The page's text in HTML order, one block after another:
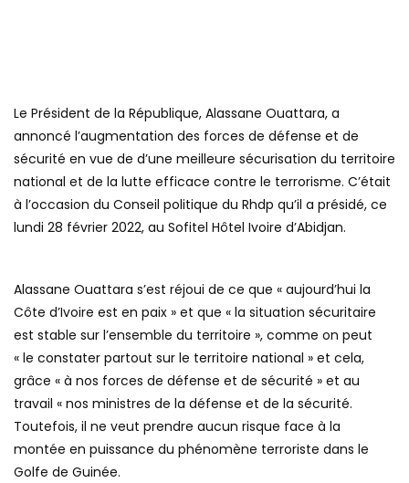
Le Président de la République, Alassane Ouattara, a
annoncé l’augmentation des forces de défense et de
sécurité en vue de d’une meilleure sécurisation du territoire
national et de la lutte efficace contre le terrorisme. C’était
à l’occasion du Conseil politique du Rhdp qu’il a présidé, ce
lundi 28 février 2022, au Sofitel Hôtel Ivoire d’Abidjan.
Alassane Ouattara s’est réjoui de ce que « aujourd’hui la
Côte d’Ivoire est en paix » et que « la situation sécuritaire
est stable sur l’ensemble du territoire », comme on peut
« le constater partout sur le territoire national » et cela,
grâce « à nos forces de défense et de sécurité » et au
travail « nos ministres de la défense et de la sécurité.
Toutefois, il ne veut prendre aucun risque face à la
montée en puissance du phénomène terroriste dans le
Golfe de Guinée.